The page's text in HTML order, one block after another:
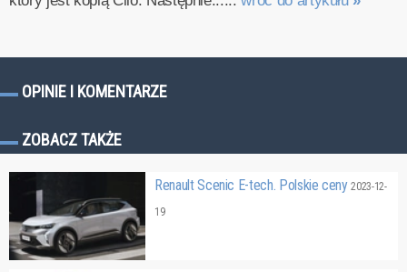
OPINIE I KOMENTARZE
ZOBACZ TAKŻE
Renault Scenic E-tech. Polskie ceny2023-12-
19